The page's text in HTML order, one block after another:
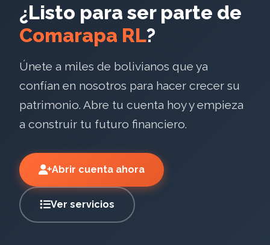
¿Listo para ser parte de
Comarapa RL?
Únete a miles de bolivianos que ya
confían en nosotros para hacer crecer su
patrimonio. Abre tu cuenta hoy y empieza
a construir tu futuro financiero.
Abrir cuenta ahora
Ver servicios